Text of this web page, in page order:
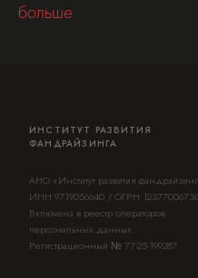
больше
ИНСТИТУТ РАЗВИТИЯ
ФАНДРАЙЗИНГА
АНО «Институт развития
ИНН 9719056640 / ОГРН
Включена в реестр операторов
персональных данных.
Регистрационный № 77-25-199287